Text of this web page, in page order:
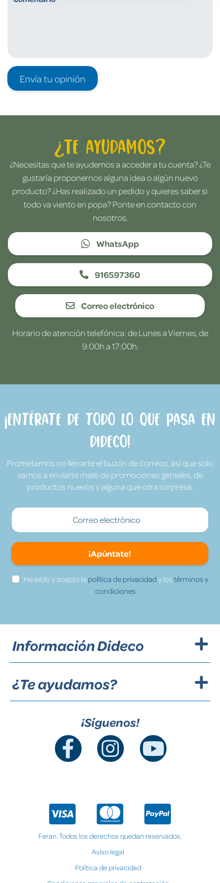
Envía tu opinión
¿Te ayudamos?
¿Necesitas que te ayudemos a acceder a tu cuenta? ¿Te
gustaría proponernos alguna idea o algún nuevo
producto? ¿Has realizado un pedido y quieres saber si
todo va viento en popa? Ponte en contacto con
nosotros.
WhatsApp
916597360
Correo electrónico
Horario de atención telefónica: de Lunes a Viernes, de
9:00h a 17:00h.
¡Entérate de todo lo que pasa en
Dideco!
Prometemos no llenarte el buzón de correos, así que solo
vamos a enviarte mails de promociones geniales, de
productos nuevos y alguna que otra sorpresa.
¡Apúntate!
He leído y acepto la política de privacidad y lostérminos y
condiciones.
Información Dideco
¿Te ayudamos?
¡Síguenos!
Feran. Todos los derechos quedan reservados.
Aviso legal
Política de privacidad